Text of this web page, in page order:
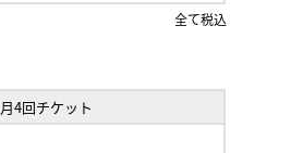
全て税込
月4回チケット